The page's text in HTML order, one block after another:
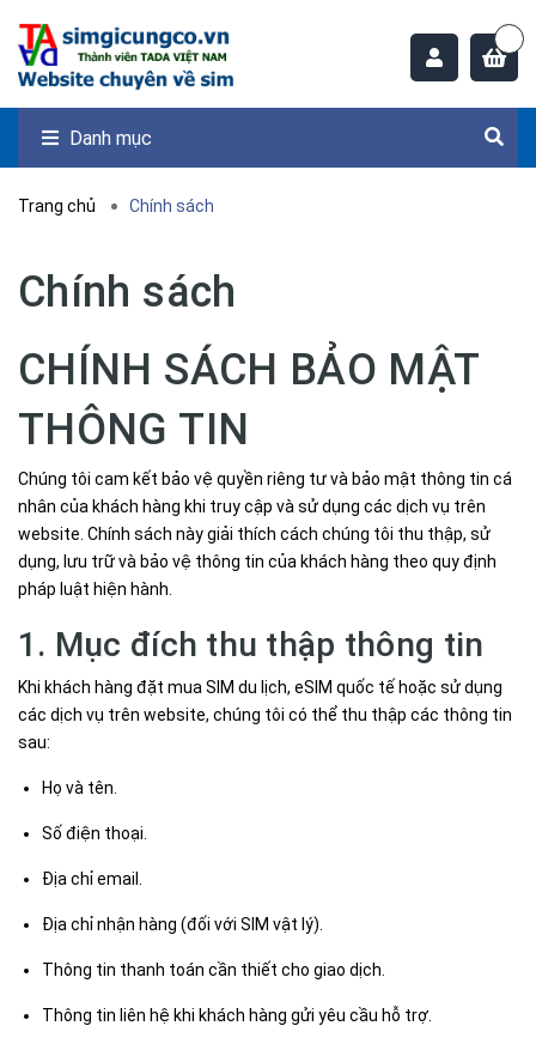
Danh mục
Trang chủ Chính sách
Chính sách
CHÍNH SÁCH BẢO MẬT
THÔNG TIN
Chúng tôi cam kết bảo vệ quyền riêng tư và bảo mật thông tin cá
nhân của khách hàng khi truy cập và sử dụng các dịch vụ trên
website. Chính sách này giải thích cách chúng tôi thu thập, sử
dụng, lưu trữ và bảo vệ thông tin của khách hàng theo quy định
pháp luật hiện hành.
1. Mục đích thu thập thông tin
Khi khách hàng đặt mua SIM du lịch, eSIM quốc tế hoặc sử dụng
các dịch vụ trên website, chúng tôi có thể thu thập các thông tin
sau:
Họ và tên.
Số điện thoại.
Địa chỉ email.
Địa chỉ nhận hàng (đối với SIM vật lý).
Thông tin thanh toán cần thiết cho giao dịch.
Thông tin liên hệ khi khách hàng gửi yêu cầu hỗ trợ.